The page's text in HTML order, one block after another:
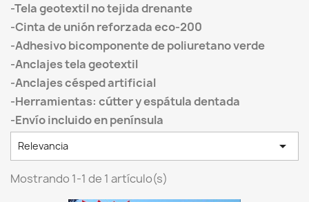
-Tela geotextil no tejida drenante
-Cinta de unión reforzada eco-200
-Adhesivo bicomponente de poliuretano verde
-Anclajes tela geotextil
-Anclajes césped artificial
-Herramientas: cútter y espátula dentada
-Envío incluido en península
Relevancia 
Mostrando 1-1 de 1 artículo(s)